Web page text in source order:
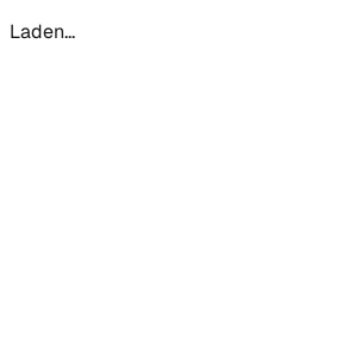
Laden...